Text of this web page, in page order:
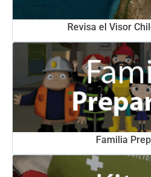
Revisa el Visor
Familia